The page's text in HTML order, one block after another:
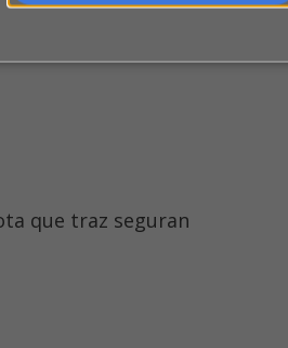
de custos.
que traz seguran